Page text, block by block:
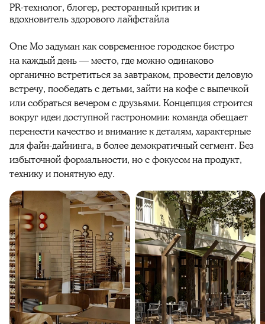
PR-технолог, блогер, ресторанный критик и
вдохновитель здорового лайфстайла
One Mo задуман как современное городское бистро
на каждый день — место, где можно одинаково
органично встретиться за завтраком, провести деловую
встречу, пообедать с детьми, зайти на кофе с выпечкой
или собраться вечером с друзьями. Концепция строится
вокруг идеи доступной гастрономии: команда обещает
перенести качество и внимание к деталям, характерные
для файн-дайнинга, в более демократичный сегмент. Без
избыточной формальности, но с фокусом на продукт,
технику и понятную еду.